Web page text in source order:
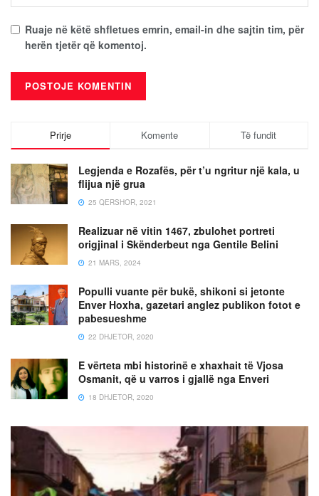
Ruaje në këtë shfletues emrin, email-in dhe sajtin tim, për
herën tjetër që komentoj.
Prirje Komente Të fundit
Legjenda e Rozafës, për t’u ngritur një kala, u
flijua një grua
25 QERSHOR, 2021
Realizuar në vitin 1467, zbulohet portreti
origjinal i Skënderbeut nga Gentile Belini
21 MARS, 2024
Populli vuante për bukë, shikoni si jetonte
Enver Hoxha, gazetari anglez publikon fotot e
pabesueshme
22 DHJETOR, 2020
E vërteta mbi historinë e xhaxhait të Vjosa
Osmanit, që u varros i gjallë nga Enveri
18 DHJETOR, 2020